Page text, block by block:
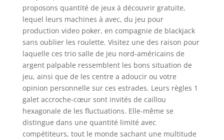
proposons quantité de jeux à découvrir gratuite,
lequel leurs machines à avec, du jeu pour
production video poker, en compagnie de blackjack
sans oublier les roulette. Visitez une des raison pour
laquelle ces trio salle de jeu nord-américains de
argent palpable ressemblent les bons situation de
jeu, ainsi que de les centre a adoucir ou votre
opinion personnelle sur ces estrades. Leurs règles 1
galet accroche-cœur sont invités de caillou
hexagonale de les fluctuations. Elle-même se
distingue dans une quantité limité avec
compétiteurs, tout le monde sachant une multitude